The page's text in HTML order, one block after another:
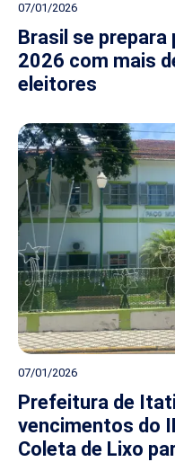
07/01/2026
Brasil se prepara
2026 com mais
eleitores
07/01/2026
Prefeitura de
vencimentos do
Coleta de Lixo